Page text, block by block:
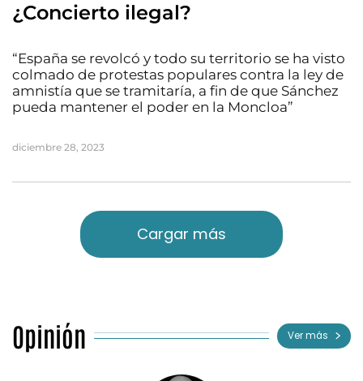
¿Concierto ilegal?
“España se revolcó y todo su territorio se ha visto
colmado de protestas populares contra la ley de
amnistía que se tramitaría, a fin de que Sánchez
pueda mantener el poder en la Moncloa”
diciembre 28, 2023
Cargar más
Opinión Ver más